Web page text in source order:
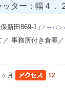
ター：幅４
新田869‐1 (アーバ
／ 事務所付き倉庫
月 12